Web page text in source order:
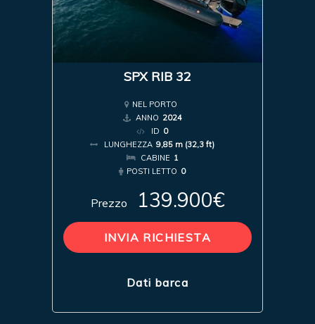
SPX RIB 32
NEL PORTO
ANNO 2024
ID 0
LUNGHEZZA 9,85 m (32,3 ft)
CABINE 1
POSTI LETTO 0
Prezzo 139.900€
INVIA RICHIESTA
Dati barca